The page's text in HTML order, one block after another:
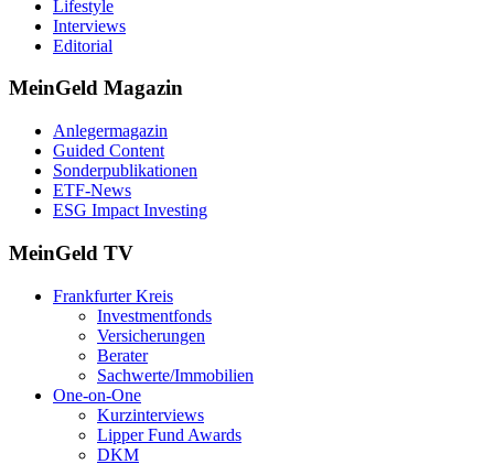
Lifestyle
Interviews
Editorial
MeinGeld Magazin
Anlegermagazin
Guided Content
Sonderpublikationen
ETF-News
ESG Impact Investing
MeinGeld TV
Frankfurter Kreis
Investmentfonds
Versicherungen
Berater
Sachwerte/Immobilien
One-on-One
Kurzinterviews
Lipper Fund Awards
DKM